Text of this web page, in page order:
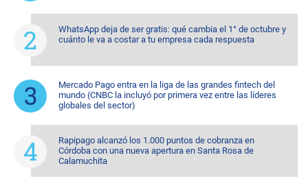
WhatsApp deja de ser gratis: qué cambia el 1° de octubre y
cuánto le va a costar a tu empresa cada respuesta
Mercado Pago entra en la liga de las grandes fintech del
mundo (CNBC la incluyó por primera vez entre las líderes
globales del sector)
Rapipago alcanzó los 1.000 puntos de cobranza en
Córdoba con una nueva apertura en Santa Rosa de
Calamuchita